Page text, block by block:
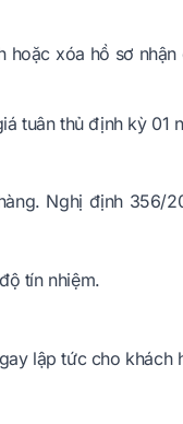
hoặc xóa hồ sơ nhận
tuân thủ định kỳ 01
Nghị định 356/
tín nhiệm.
lập tức cho khách